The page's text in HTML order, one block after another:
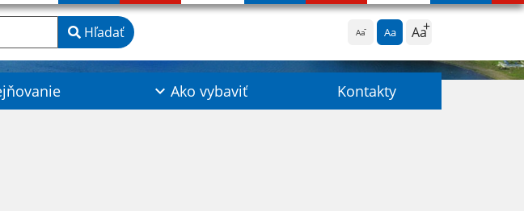
Aa Aa Aa
Hľadať
Ako vybaviť Kontakty